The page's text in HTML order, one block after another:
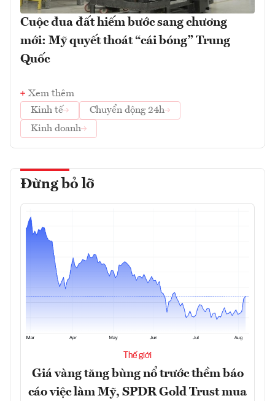
Cuộc đua đất hiếm bước sang chương
mới: Mỹ quyết thoát “cái bóng” Trung
Quốc
Xem thêm
Kinh tế
Chuyển động 24h
Kinh doanh
Đừng bỏ lỡ
Thế giới
Giá vàng tăng bùng nổ trước thềm báo
cáo việc làm Mỹ, SPDR Gold Trust mua